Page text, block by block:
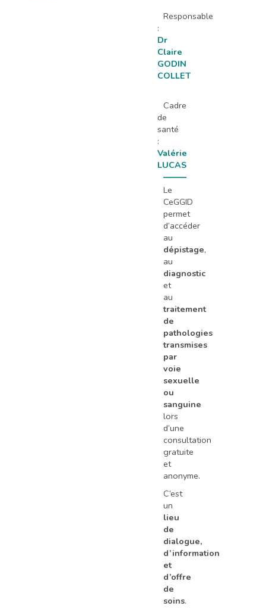
Responsable
:
Dr
Claire
GODIN
COLLET
Cadre
de
santé
:
Valérie
LUCAS
Le
CeGGID
permet
d’accéder
au
dépistage,
au
diagnostic
et
au
traitement
de
pathologies
transmises
par
voie
sexuelle
ou
sanguine
lors
d’une
consultation
gratuite
et
anonyme.
C’est
un
lieu
de
dialogue,
d’information
et
d’offre
de
soins.